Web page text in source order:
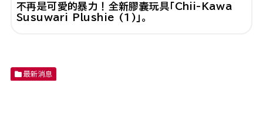
不再是可愛的暴力！全新膠囊玩具「Chii-Kawa
Susuwari Plushie (1)」。
最新消息